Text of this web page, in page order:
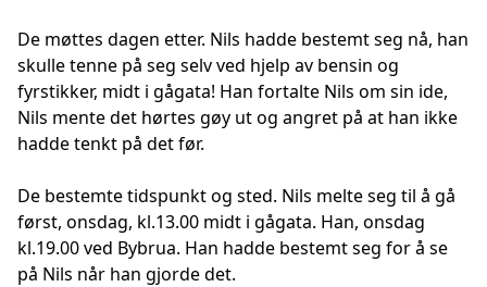
De møttes dagen etter. Nils hadde bestemt seg nå, han
skulle tenne på seg selv ved hjelp av bensin og
fyrstikker, midt i gågata! Han fortalte Nils om sin ide,
Nils mente det hørtes gøy ut og angret på at han ikke
hadde tenkt på det før.
De bestemte tidspunkt og sted. Nils melte seg til å gå
først, onsdag, kl.13.00 midt i gågata. Han, onsdag
kl.19.00 ved Bybrua. Han hadde bestemt seg for å se
på Nils når han gjorde det.